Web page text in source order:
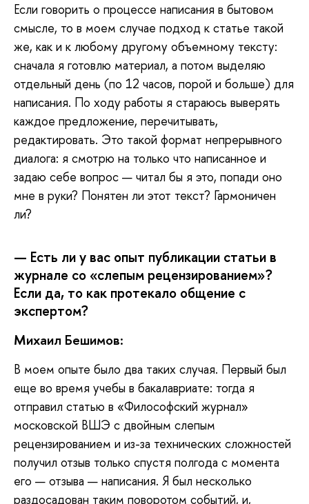
Если говорить о процессе написания в бытовом
смысле, то в моем случае подход к статье такой
же, как и к любому другому объемному тексту:
сначала я готовлю материал, а потом выделяю
отдельный день (по 12 часов, порой и больше) для
написания. По ходу работы я стараюсь выверять
каждое предложение, перечитывать,
редактировать. Это такой формат непрерывного
диалога: я смотрю на только что написанное и
задаю себе вопрос — читал бы я это, попади оно
мне в руки? Понятен ли этот текст? Гармоничен
ли?
— Есть ли у вас опыт публикации статьи в
журнале со «слепым рецензированием»?
Если да, то как протекало общение с
экспертом?
Михаил Бешимов:
В моем опыте было два таких случая. Первый был
еще во время учебы в бакалавриате: тогда я
отправил статью в «Философский журнал»
московской ВШЭ с двойным слепым
рецензированием и из-за технических сложностей
получил отзыв только спустя полгода с момента
его — отзыва — написания. Я был несколько
раздосадован таким поворотом событий, и,